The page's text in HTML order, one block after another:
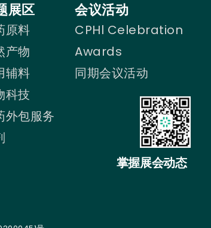
展区
原料
产物
辅料
科技
外包服务
会议活动
CPHl Celebration
Awards
同期会议活动
掌握展会动态